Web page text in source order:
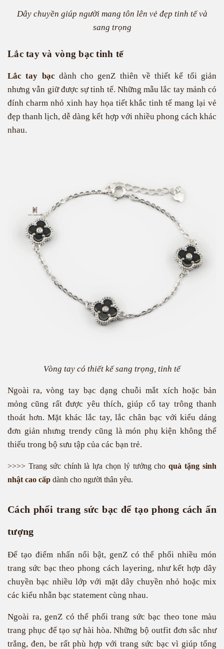
Dây chuyền giúp người mang tôn lên vẻ đẹp tinh tế và
sang trọng
Lắc tay và vòng bạc tinh tế
Lắc tay bạc dành cho genZ thiên về thiết kế tối giản
nhưng vẫn giữ được sự tinh tế. Những mẫu lắc tay mảnh có
đính charm nhỏ xinh hay họa tiết khắc tinh tế mang lại vẻ
đẹp thanh lịch, dễ dàng kết hợp với nhiều phong cách khác
nhau.
Vòng tay có thiết kế sang trọng, tinh tế
Ngoài ra, vòng tay bạc dạng chuỗi mắt xích hoặc bản
mỏng cũng rất được yêu thích, giúp cổ tay trông thanh
thoát hơn. Mặt khác lắc tay, lắc chân bạc với kiểu dáng
đơn giản nhưng trendy cũng là món phụ kiện không thể
thiếu trong bộ sưu tập của các bạn trẻ.
>>>> Trang sức chính là lựa chọn lý tưởng choquà tặng sinh
nhật cao cấp dành cho người thân yêu.
Cách phối trang sức bạc để tạo phong cách ấn
tượng
Để tạo điểm nhấn nổi bật, genZ có thể phối nhiều món
trang sức bạc theo phong cách layering, như kết hợp dây
chuyền bạc nhiều lớp với mặt dây chuyền nhỏ hoặc mix
các kiểu nhẫn bạc statement cùng nhau.
Ngoài ra, genZ có thể phối trang sức bạc theo tone màu
trang phục để tạo sự hài hòa. Những bộ outfit đơn sắc như
trắng, đen, be rất phù hợp với trang sức bạc vì giúp tổng